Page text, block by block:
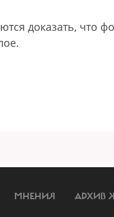
доказать, что
МНЕНИЯ АРХИВ